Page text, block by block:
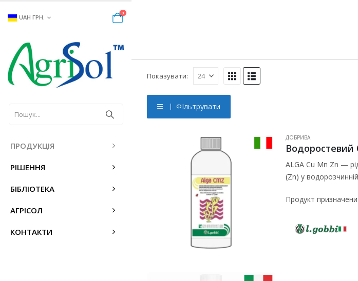
UAH ГРН.
0
ПРОДУКЦІЯ
РІШЕННЯ
БІБЛІОТЕКА
АГРІСОЛ
КОНТАКТИ
Показувати:
ФІльтрувати
ДОБРИВА
Водоростевий
ALGA Cu Mn Zn —
(Zn) у
Продукт